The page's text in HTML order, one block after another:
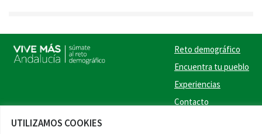
UTILIZAMOS COOKIES
Reto demográfico
Encuentra tu pueblo
Experiencias
Contacto